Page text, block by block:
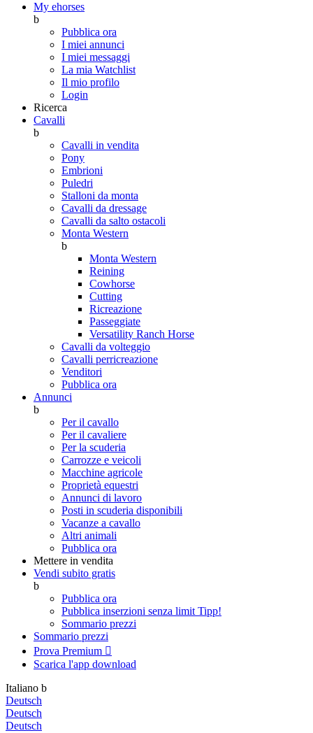
My ehorses
b
Pubblica ora
I miei annunci
I miei messaggi
La mia Watchlist
Il mio profilo
Login
Ricerca
Cavalli
b
Cavalli in vendita
Pony
Embrioni
Puledri
Stalloni da monta
Cavalli da dressage
Cavalli da salto ostacoli
Monta Western
b
Monta Western
Reining
Cowhorse
Cutting
Ricreazione
Passeggiate
Versatility Ranch Horse
Cavalli da volteggio
Cavalli perricreazione
Venditori
Pubblica ora
Annunci
b
Per il cavallo
Per il cavaliere
Per la scuderia
Carrozze e veicoli
Macchine agricole
Proprietà equestri
Annunci di lavoro
Posti in scuderia disponibili
Vacanze a cavallo
Altri animali
Pubblica ora
Mettere in vendita
Vendi subito gratis
b
Pubblica ora
Pubblica inserzioni senza limit Tipp!
Sommario prezzi
Sommario prezzi
Prova Premium 
Scarica l'app download
Italiano b
Deutsch
Deutsch
Deutsch